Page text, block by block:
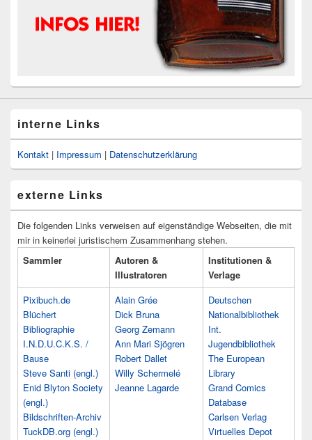
interne Links
Kontakt | Impressum | Datenschutzerklärung
externe Links
Die folgenden Links verweisen auf eigenständige Webseiten, die mit
mir in keinerlei juristischem Zusammenhang stehen.
Sammler
Autoren &
Illustratoren
Institutionen &
Verlage
Pixibuch.de
Blüchert
Bibliographie
I.N.D.U.C.K.S. /
Bause
Steve Santi (engl.)
Enid Blyton Society
(engl.)
Bildschriften-Archiv
TuckDB.org (engl.)
Alain Grée
Dick Bruna
Georg Zemann
Ann Mari Sjögren
Robert Dallet
Willy Schermelé
Jeanne Lagarde
Deutschen
Nationalbibliothek
Int.
Jugendbibliothek
The European
Library
Grand Comics
Database
Carlsen Verlag
Virtuelles Depot